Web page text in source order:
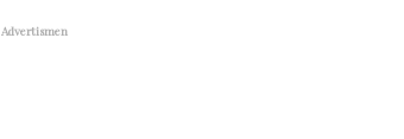
Advertismen